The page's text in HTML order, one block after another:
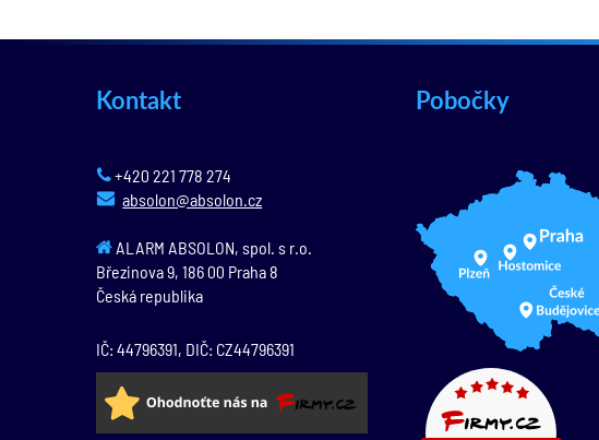
Kontakt
+420 221 778 274
absolon@absolon.cz
ALARM ABSOLON, spol. s r.o.
Březinova 9,186 00 Praha 8
Česká republika
IČ: 44796391, DIČ: CZ44796391
Pobočky